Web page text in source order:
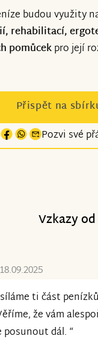
budou využity
rehabilitací,
pomůcekpro její
Přispět na
Pozvi své
Vzkazy
ti část
že vám
dál. “